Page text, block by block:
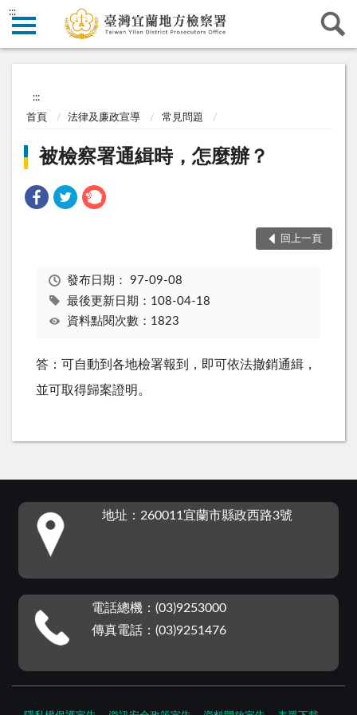
:::
:::
首頁 法律及廉政宣導 常見問題
被檢察署通緝時，怎麼辦？
回上一頁
發布日期： 97-09-08
最後更新日期：108-04-18
資料點閱次數：1823
答：可自動到各地檢署報到，即可依法撤銷通緝，
並可取得歸案證明。
地址：260011宜蘭市縣政西路3號
電話總機：(03)9253000
傳真電話：(03)9251476